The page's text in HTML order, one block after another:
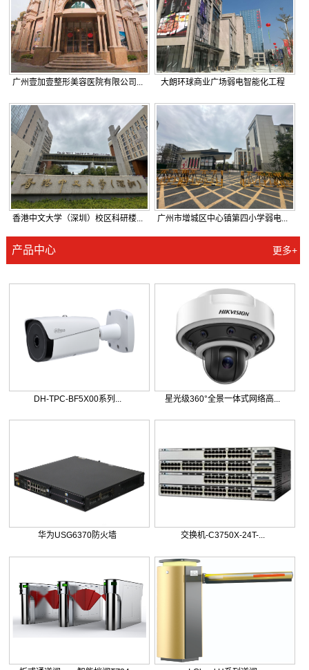
广州壹加壹整形美容医院有限公司... 大朗环球商业广场弱电智能化工程
香港中文大学（深圳）校区科研楼... 广州市增城区中心镇第四小学弱电...
产品中心 更多+
DH-TPC-BF5X00系列... 星光级360°全景一体式网络高...
华为USG6370防火墙 交换机-C3750X-24T-...